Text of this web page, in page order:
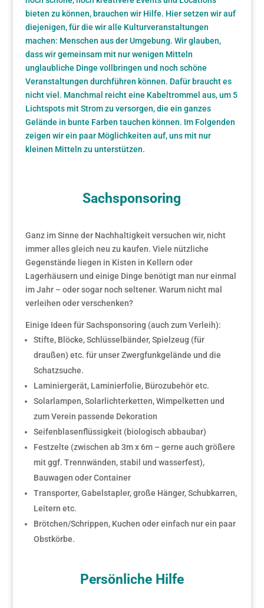
bieten zu können, brauchen wir Hilfe. Hier setzen wir auf
diejenigen, für die wir alle Kulturveranstaltungen
machen: Menschen aus der Umgebung. Wir glauben,
dass wir gemeinsam mit nur wenigen Mitteln
unglaubliche Dinge vollbringen und noch schöne
Veranstaltungen durchführen können. Dafür braucht es
nicht viel. Manchmal reicht eine Kabeltrommel aus, um 5
Lichtspots mit Strom zu versorgen, die ein ganzes
Gelände in bunte Farben tauchen können. Im Folgenden
zeigen wir ein paar Möglichkeiten auf, uns mit nur
kleinen Mitteln zu unterstützen.
Sachsponsoring
Ganz im Sinne der Nachhaltigkeit versuchen wir, nicht
immer alles gleich neu zu kaufen. Viele nützliche
Gegenstände liegen in Kisten in Kellern oder
Lagerhäusern und einige Dinge benötigt man nur einmal
im Jahr – oder sogar noch seltener. Warum nicht mal
verleihen oder verschenken?
Einige Ideen für Sachsponsoring (auch zum Verleih):
Stifte, Blöcke, Schlüsselbänder, Spielzeug (für
draußen) etc. für unser Zwergfunkgelände und die
Schatzsuche.
Laminiergerät, Laminierfolie, Bürozubehör etc.
Solarlampen, Solarlichterketten, Wimpelketten und
zum Verein passende Dekoration
Seifenblasenflüssigkeit (biologisch abbaubar)
Festzelte (zwischen ab 3m x 6m – gerne auch größere
mit ggf. Trennwänden, stabil und wasserfest),
Bauwagen oder Container
Transporter, Gabelstapler, große Hänger, Schubkarren,
Leitern etc.
Brötchen/Schrippen, Kuchen oder einfach nur ein paar
Obstkörbe.
Persönliche Hilfe